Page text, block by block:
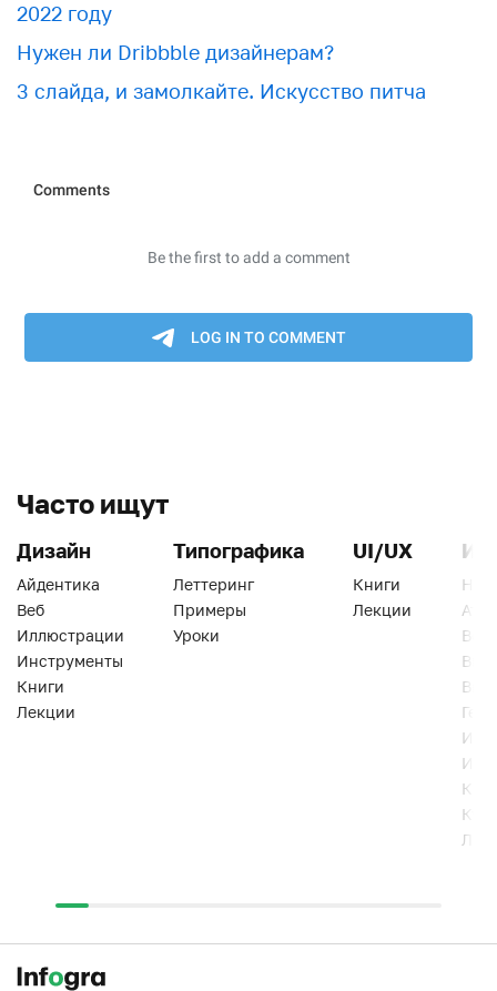
2022 году
Нужен ли Dribbble дизайнерам?
3 слайда, и замолкайте. Искусство питча
Часто ищут
Дизайн
Айдентика
Веб
Иллюстрации
Инструменты
Книги
Лекции
Типографика
Леттеринг
Примеры
Уроки
UI/UX
Книги
Лекции
Веб